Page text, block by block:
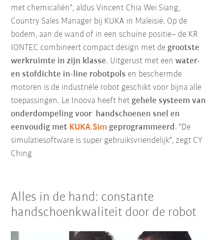
met chemicaliën", aldus Vincent Chia Wei Siang,
Country Sales Manager bij KUKA in Maleisië. Op de
bodem, aan de wand of in een schuine positie– de KR
IONTEC combineert compact design met degrootste
werkruimte in zijn klasse. Uitgerust met eenwater-
en stofdichte in-line robotpols en beschermde
motoren is de industriële robot geschikt voor bijna alle
toepassingen. Le Inoova heeft hetgehele systeem van
onderdompeling voor handschoenen snel en
eenvoudig met KUKA.Sim geprogrammeerd. "De
simulatiesoftware is super gebruiksvriendelijk", zegt CY
Ching
Alles in de hand: constante
handschoenkwaliteit door de robot